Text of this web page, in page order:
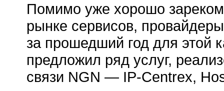
Помимо уже хорошо
рынке сервисов,
за прошедший год для этой
предложил ряд услуг,
связи NGN — IP-Centrex,